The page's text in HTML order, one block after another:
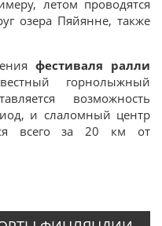
летом проводятся
озера Пяйянне, также
фестиваля ралли
горнолыжный
возможность
и слаломный центр
всего за 20 км от